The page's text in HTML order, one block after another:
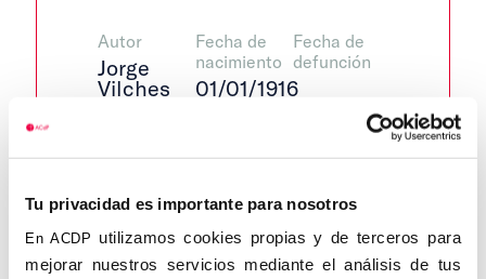
Tu privacidad es importante para nosotros
En ACDP utilizamos cookies propias y de terceros para
mejorar nuestros servicios mediante el análisis de tus
Autor
Jorge
Vilches
Fecha de
nacimiento
01/01/1916
Campillo
de
Arenas
(Jaén)
Fecha de
defunción